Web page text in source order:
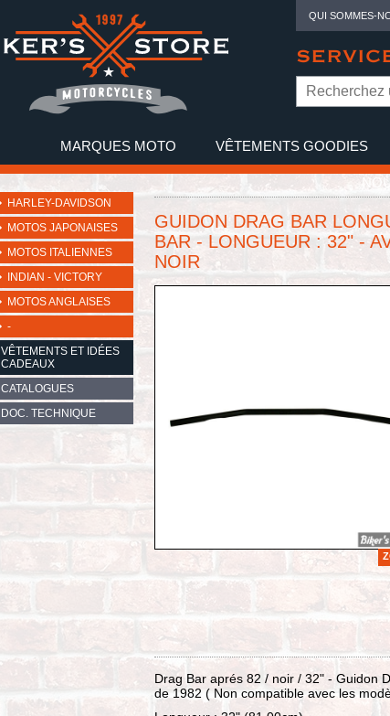
QUI SOMMES-
MARQUES MOTO VÊTEMENTS GOODIES
HARLEY-DAVIDSON
MOTOS JAPONAISES
MOTOS ITALIENNES
INDIAN - VICTORY
MOTOS ANGLAISES
-
VÊTEMENTS ET IDÉES
CADEAUX
CATALOGUES
DOC. TECHNIQUE
GUIDON DRAG BAR
BAR - LONGUEUR : 32" -
NOIR
Drag Bar aprés 82 / noir / 32" - Guidon
de 1982 ( Non compatible avec les